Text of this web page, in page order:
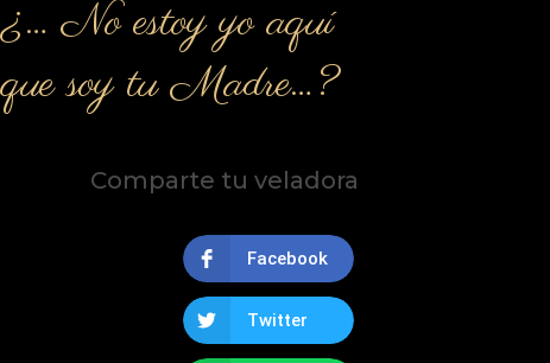
¿… No estoy yo aquí
que soy tu Madre…?
Comparte tu veladora
Facebook
Twitter